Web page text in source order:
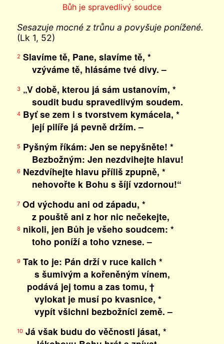
Bůh je spravedlivý soudce
Sesazuje mocné z trůnu a povyšuje ponížené.
(Lk 1, 52)
2 Slavíme tě, Pane, slavíme tě, *
vzýváme tě, hlásáme tvé divy. –
3„V době, kterou já sám ustanovím, *
soudit budu spravedlivým soudem.
4Byť se zem i s tvorstvem kymácela, *
její pilíře já pevně držím. –
5 Pyšným říkám: Jen se nepyšněte! *
Bezbožným: Jen nezdvihejte hlavu!
6Nezdvíhejte hlavu příliš zpupně, *
nehovořte k Bohu s šíjí vzdornou!“
7Od východu ani od západu, *
z pouště ani z hor nic nečekejte,
8 nikoli, jen Bůh je všeho soudcem: *
toho poníží a toho vznese. –
9Tak to je: Pán drží v ruce kalich *
s šumivým a kořeněným vínem,
podává jej tomu a zas tomu, †
vylokat je musí po kvasnice, *
vypít všichni bezbožníci země. –
10Já však budu do věčnosti jásat, *